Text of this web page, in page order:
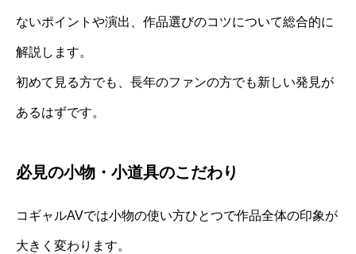
ないポイントや演出、作品選びのコツについて総合的に
解説します。
初めて見る方でも、長年のファンの方でも新しい発見が
あるはずです。
必見の小物・小道具のこだわり
コギャルAVでは小物の使い方ひとつで作品全体の印象が
大きく変わります。